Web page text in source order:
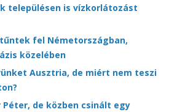
településen is vízkorlátozást
fel Németországban,
közelében
Ausztria, de miért nem teszi
de közben csinált egy